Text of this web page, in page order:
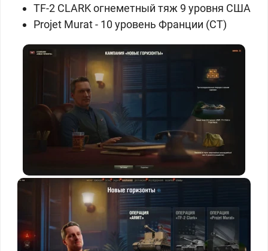
TF-2 CLARK огнеметный тяж 9 уровня США
Projet Murat - 10 уровень Франции (СТ)